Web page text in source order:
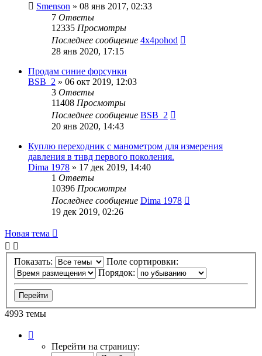
Smenson » 08 янв 2017, 02:33
7 Ответы
12335 Просмотры
Последнее сообщение 4x4pohod
28 янв 2020, 17:15
Продам синие форсунки
BSB_2 » 06 окт 2019, 12:03
3 Ответы
11408 Просмотры
Последнее сообщение BSB_2
20 янв 2020, 14:43
Куплю переходник с манометром для измерения
давления в тнвд первого поколения.
Dima 1978 » 17 дек 2019, 14:40
1 Ответы
10396 Просмотры
Последнее сообщение Dima 1978
19 дек 2019, 02:26
Новая тема
Показать:
Поле сортировки:
Порядок:
4993 темы
Перейти на страницу: